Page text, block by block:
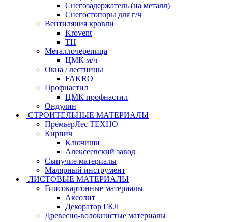
Снегозадержатель (на металл)
Снегостопоры для г/ч
Вентиляция кровли
Krovent
ТН
Металлочерепица
ЦМК м/ч
Окна / лестницы
FAKRO
Профнастил
ЦМК профнастил
Ондулин
СТРОИТЕЛЬНЫЕ МАТЕРИАЛЫ
ПремьерЛес ТЕХНО
Кирпич
Ключищи
Алексеевский завод
Сыпучие материалы
Малярный инструмент
ЛИСТОВЫЕ МАТЕРИАЛЫ
Гипсокартонные материалы
Аксолит
Декоратор ГКЛ
Древесно-волокнистые материалы